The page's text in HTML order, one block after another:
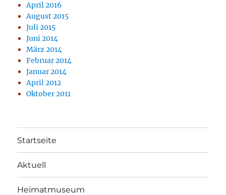
April 2016
August 2015
Juli 2015
Juni 2014
März 2014
Februar 2014
Januar 2014
April 2012
Oktober 2011
Startseite
Aktuell
Heimatmuseum